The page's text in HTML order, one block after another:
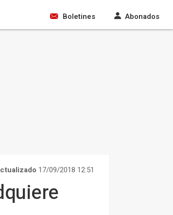
Boletines Abonados
17/09/2018 12:51